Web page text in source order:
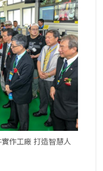
作工廠 打造智慧人